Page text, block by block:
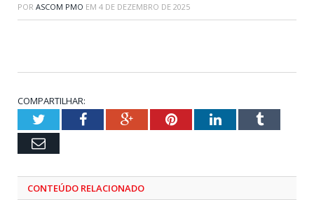
POR ASCOM PMO EM 4 DE DEZEMBRO DE 2025
COMPARTILHAR:
TwitterFacebookGoogle+PinterestLinkedInTumblr
Email
CONTEÚDO RELACIONADO